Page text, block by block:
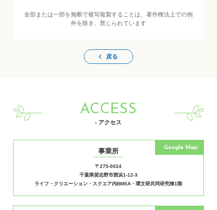
全部または一部を無断で複写複製することは、著作権法上での例
外を除き、禁じられています
戻る
ACCESS
- アクセス
事業所
〒275-0024
千葉県習志野市茜浜1-12-3
ライフ・クリエーション・スクエア内BMSA・環文研共同研究棟1階
Google Map